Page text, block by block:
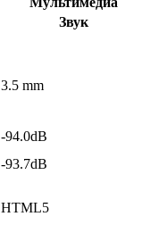
Звук
3.5 mm
-94.0dB
-93.7dB
HTML5